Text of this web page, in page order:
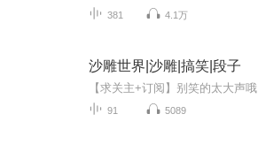
381 4.1万
沙雕世界|沙雕|搞笑|段子
【求关主+订阅】别笑的太大声哦
91 5089